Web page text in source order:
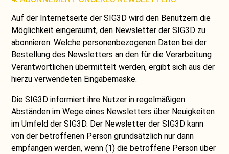
Auf der Internetseite der SIG3D wird den Benutzern die
Möglichkeit eingeräumt, den Newsletter der SIG3D zu
abonnieren. Welche personenbezogenen Daten bei der
Bestellung des Newsletters an den für die Verarbeitung
Verantwortlichen übermittelt werden, ergibt sich aus der
hierzu verwendeten Eingabemaske.
Die SIG3D informiert ihre Nutzer in regelmäßigen
Abständen im Wege eines Newsletters über Neuigkeiten
im Umfeld der SIG3D. Der Newsletter der SIG3D kann
von der betroffenen Person grundsätzlich nur dann
empfangen werden, wenn (1) die betroffene Person über